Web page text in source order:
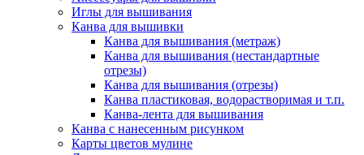
Иглы для вышивания
Канва для вышивки
Канва для вышивания (метраж)
Канва для вышивания (нестандартные
отрезы)
Канва для вышивания (отрезы)
Канва пластиковая, водорастворимая и т.п.
Канва-лента для вышивания
Канва с нанесенным рисунком
Карты цветов мулине